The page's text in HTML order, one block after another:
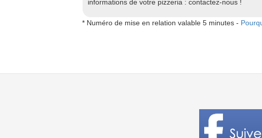
informations de votre pizzeria : contactez-nous !
* Numéro de mise en relation valable 5 minutes -